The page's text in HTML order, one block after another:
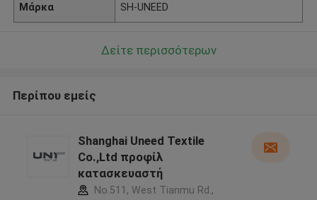
Μάρκα SH-UNEED
Δείτε περισσότερων
Περίπου εμείς
Shanghai Uneed Textile
Co.,Ltd προφίλ
κατασκευαστή
No.511, West Tianmu Rd.,